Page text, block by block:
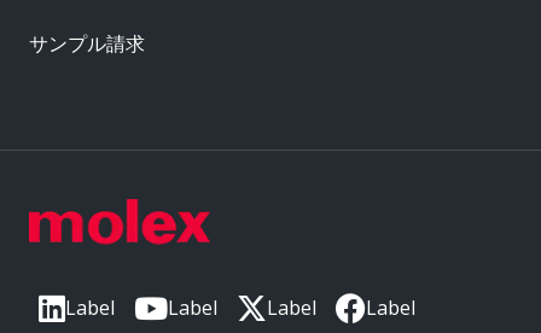
Label Label Label Label
サンプル請求